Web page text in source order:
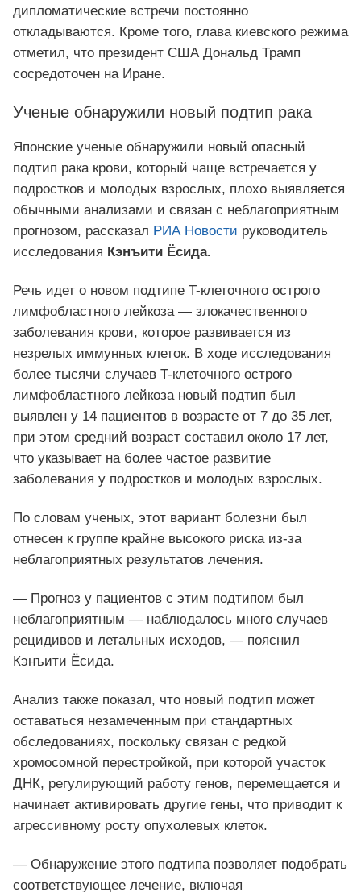
дипломатические встречи постоянно
откладываются. Кроме того, глава киевского режима
отметил, что президент США Дональд Трамп
сосредоточен на Иране.
Ученые обнаружили новый подтип рака
Японские ученые обнаружили новый опасный
подтип рака крови, который чаще встречается у
подростков и молодых взрослых, плохо выявляется
обычными анализами и связан с неблагоприятным
прогнозом, рассказал РИА Новости руководитель
исследования Кэнъити Ёсида.
Речь идет о новом подтипе T-клеточного острого
лимфобластного лейкоза — злокачественного
заболевания крови, которое развивается из
незрелых иммунных клеток. В ходе исследования
более тысячи случаев T-клеточного острого
лимфобластного лейкоза новый подтип был
выявлен у 14 пациентов в возрасте от 7 до 35 лет,
при этом средний возраст составил около 17 лет,
что указывает на более частое развитие
заболевания у подростков и молодых взрослых.
По словам ученых, этот вариант болезни был
отнесен к группе крайне высокого риска из-за
неблагоприятных результатов лечения.
— Прогноз у пациентов с этим подтипом был
неблагоприятным — наблюдалось много случаев
рецидивов и летальных исходов, — пояснил
Кэнъити Ёсида.
Анализ также показал, что новый подтип может
оставаться незамеченным при стандартных
обследованиях, поскольку связан с редкой
хромосомной перестройкой, при которой участок
ДНК, регулирующий работу генов, перемещается и
начинает активировать другие гены, что приводит к
агрессивному росту опухолевых клеток.
— Обнаружение этого подтипа позволяет подобрать
соответствующее лечение, включая